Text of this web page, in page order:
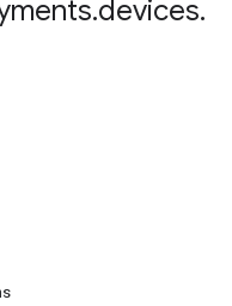
.devices.